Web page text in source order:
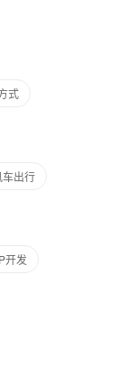
式
车出行
开发